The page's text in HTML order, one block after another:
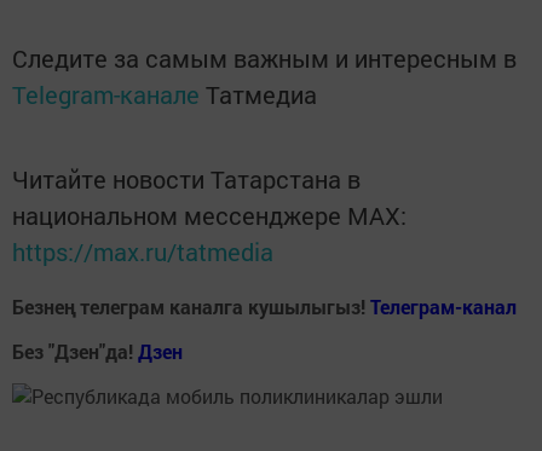
Следите за самым важным и интересным в
Telegram-канале Татмедиа
Читайте новости Татарстана в
национальном мессенджере MАХ:
https://max.ru/tatmedia
Безнең телеграм каналга кушылыгыз! Телеграм-канал
Без "Дзен"да! Дзен